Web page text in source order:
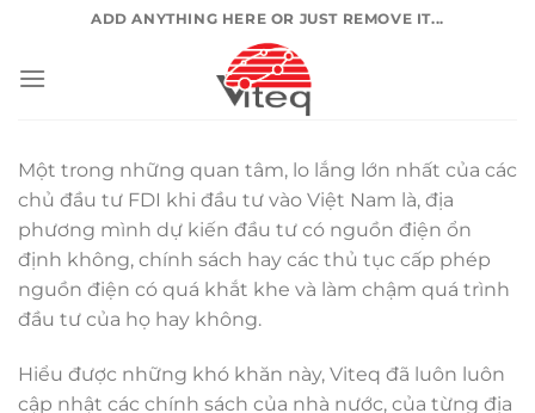
nội
ADD ANYTHING HERE OR JUST REMOVE IT...
Một trong những quan tâm, lo lắng lớn nhất của các
chủ đầu tư FDI khi đầu tư vào Việt Nam là, địa
phương mình dự kiến đầu tư có nguồn điện ổn
định không, chính sách hay các thủ tục cấp phép
nguồn điện có quá khắt khe và làm chậm quá trình
đầu tư của họ hay không.
Hiểu được những khó khăn này, Viteq đã luôn luôn
cập nhật các chính sách của nhà nước, của từng địa